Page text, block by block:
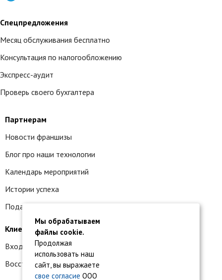
Спецпредложения
Месяц обслуживания бесплатно
Консультация по налогообложению
Экспресс-аудит
Проверь своего бухгалтера
Партнерам
Новости франшизы
Блог про наши технологии
Календарь мероприятий
Истории успеха
Подать заявку на франшизу
Клиентам
Вход в личный кабинет
Восстановление доступа к сервису 1С:БО
Мы обрабатываем
файлы cookie.
Продолжая
использовать наш
сайт, вы выражаете
свое согласие ООО